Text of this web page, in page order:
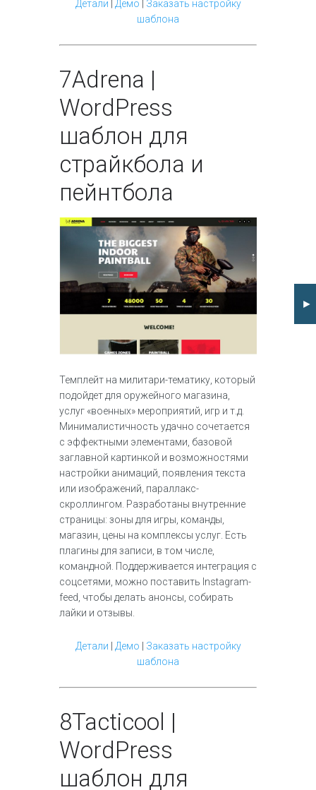
Детали Демо
Заказать настройку
шаблона
7Adrena |
WordPress
шаблон для
страйкбола и
пейнтбола
Темплейт на милитари-тематику, который
подойдет для оружейного магазина,
услуг «военных» мероприятий, игр и т.д.
Минималистичность удачно сочетается
с эффектными элементами, базовой
заглавной картинкой и возможностями
настройки анимаций, появления текста
или изображений, параллакс-
скроллингом. Разработаны внутренние
страницы: зоны для игры, команды,
магазин, цены на комплексы услуг. Есть
плагины для записи, в том числе,
командной. Поддерживается интеграция с
соцсетями, можно поставить Instagram-
feed, чтобы делать анонсы, собирать
лайки и отзывы.
Детали Демо
Заказать настройку
шаблона
8Tacticool |
WordPress
шаблон для
►